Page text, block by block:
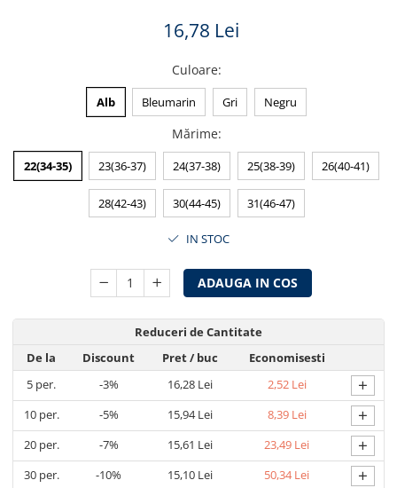
16,78 Lei
Culoare:
Alb Bleumarin Gri Negru
Mărime:
22(34-35) 23(36-37) 24(37-38) 25(38-39) 26(40-41)
28(42-43) 30(44-45) 31(46-47)
IN STOC
ADAUGA IN COS
Reduceri de Cantitate
De la
Discount Pret/ buc
Economisesti
5 per. -3% 16,28 Lei 2,52 Lei +
10per. -5% 15,94 Lei 8,39 Lei +
20per. -7% 15,61 Lei 23,49 Lei +
30per. -10% 15,10 Lei 50,34 Lei +